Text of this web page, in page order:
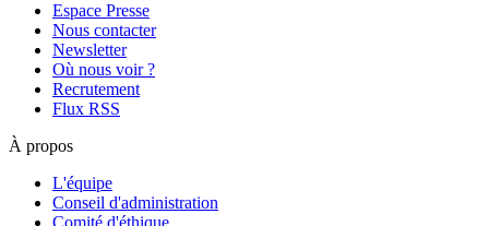
Espace Presse
Nous contacter
Newsletter
Où nous voir ?
Recrutement
Flux RSS
À propos
L'équipe
Conseil d'administration